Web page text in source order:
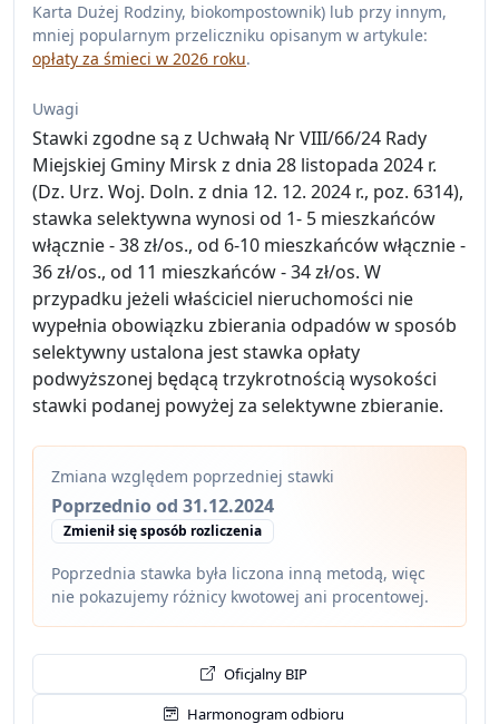
Karta Dużej Rodziny, biokompostownik) lub przy innym,
mniej popularnym przeliczniku opisanym w artykule:
opłaty za śmieci w 2026 roku.
Uwagi
Stawki zgodne są z Uchwałą Nr VIII/66/24 Rady
Miejskiej Gminy Mirsk z dnia 28 listopada 2024 r.
(Dz. Urz. Woj. Doln. z dnia 12. 12. 2024 r., poz. 6314),
stawka selektywna wynosi od 1- 5 mieszkańców
włącznie - 38 zł/os., od 6-10 mieszkańców włącznie -
36 zł/os., od 11 mieszkańców - 34 zł/os. W
przypadku jeżeli właściciel nieruchomości nie
wypełnia obowiązku zbierania odpadów w sposób
selektywny ustalona jest stawka opłaty
podwyższonej będącą trzykrotnością wysokości
stawki podanej powyżej za selektywne zbieranie.
Zmiana względem poprzedniej stawki
Poprzednio od 31.12.2024
Zmienił się sposób rozliczenia
Poprzednia stawka była liczona inną metodą, więc
nie pokazujemy różnicy kwotowej ani procentowej.
Oficjalny BIP
Harmonogram odbioru